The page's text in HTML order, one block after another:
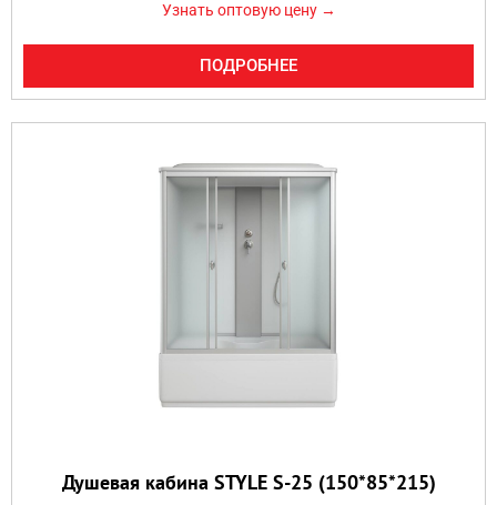
Узнать оптовую цену →
ПОДРОБНЕЕ
Душевая кабина STYLE S-25 (150*85*215)